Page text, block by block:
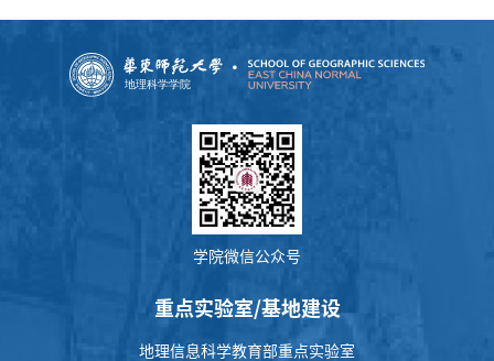
学院微信公众号
重点实验室/基地建设
地理信息科学教育部重点实验室